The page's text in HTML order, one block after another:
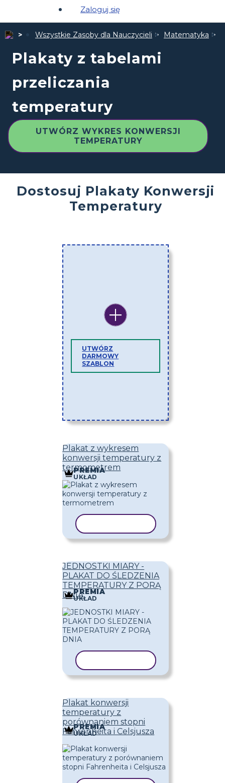
Zaloguj się
Wszystkie Zasoby dla Nauczycieli Matematyka
Plakaty z tabelami
przeliczania
temperatury
UTWÓRZ WYKRES KONWERSJI
TEMPERATURY
Dostosuj Plakaty Konwersji
Temperatury
UTWÓRZ
DARMOWY
SZABLON
Plakat z wykresem
konwersji temperatury z
termometrem
PREMIA
UKŁAD
JEDNOSTKI MIARY -
PLAKAT DO ŚLEDZENIA
TEMPERATURY Z PORĄ
DNIAPREMIA
UKŁAD
Plakat konwersji
temperatury z
porównaniem stopni
Fahrenheita i Celsjusza
PREMIA
UKŁAD